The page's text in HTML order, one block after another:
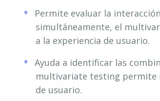
Permite evaluar la
simultáneamente, el
a la experiencia de usuario.
Ayuda a identificar las
multivariate testing permite
de usuario.